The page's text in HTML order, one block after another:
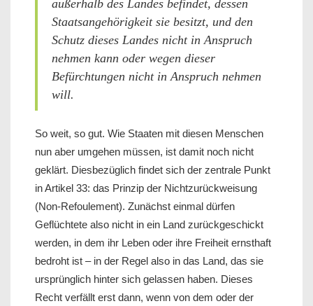
außerhalb des Landes befindet, dessen
Staatsangehörigkeit sie besitzt, und den
Schutz dieses Landes nicht in Anspruch
nehmen kann oder wegen dieser
Befürchtungen nicht in Anspruch nehmen
will.
So weit, so gut. Wie Staaten mit diesen Menschen
nun aber umgehen müssen, ist damit noch nicht
geklärt. Diesbezüglich findet sich der zentrale Punkt
in Artikel 33: das Prinzip der Nichtzurückweisung
(Non-Refoulement). Zunächst einmal dürfen
Geflüchtete also nicht in ein Land zurückgeschickt
werden, in dem ihr Leben oder ihre Freiheit ernsthaft
bedroht ist – in der Regel also in das Land, das sie
ursprünglich hinter sich gelassen haben. Dieses
Recht verfällt erst dann, wenn von dem oder der